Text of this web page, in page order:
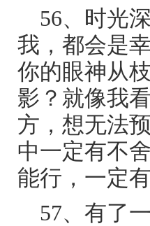
56、时光
我，都会是
你的眼神从
影？就像我
方，想无法
中一定有不
能行，一定
57、有了